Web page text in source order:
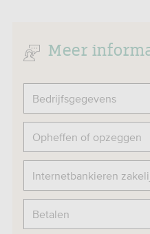
Meer
Bedrijfsgegevens
Opheffen of opzeggen
Internetbankieren
Betalen